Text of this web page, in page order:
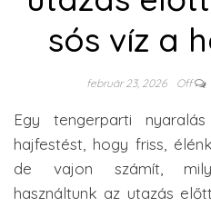
sós víz a
február 23, 2026 Off
Egy tengerparti
hajfestést, hogy friss,
de vajon számít,
használtunk az utazás